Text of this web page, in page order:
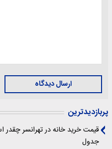
ارسال دیدگاه
پربازدیدترین
قیمت خرید خانه در تهرانسر چقدر
جدول